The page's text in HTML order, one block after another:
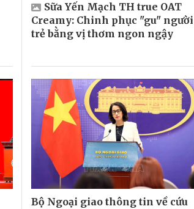
Sữa Yến Mạch TH true OAT
Creamy: Chinh phục "gu" người
trẻ bằng vị thơm ngon ngậy
Bộ Ngoại giao thông tin về cứu